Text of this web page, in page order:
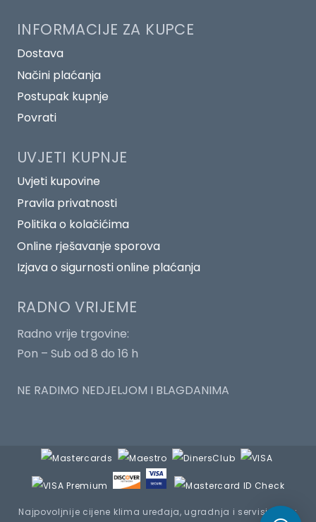
INFORMACIJE ZA KUPCE
Dostava
Načini plaćanja
Postupak kupnje
Povrati
UVJETI KUPNJE
Uvjeti kupovine
Pravila privatnosti
Politika o kolačićima
Online rješavanje sporova
Izjava o sigurnosti online plaćanja
RADNO VRIJEME
Radno vrije trgovine:
Pon – Sub od 8 do 16 h
NE RADIMO NEDJELJOM I BLAGDANIMA
Najpovoljnije cijene klima uređaja, ugradnja i servisiranje :